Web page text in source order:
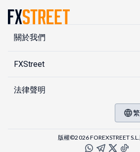
關於我們
FXStreet
法律聲明
版權©2026 FOREXSTREET